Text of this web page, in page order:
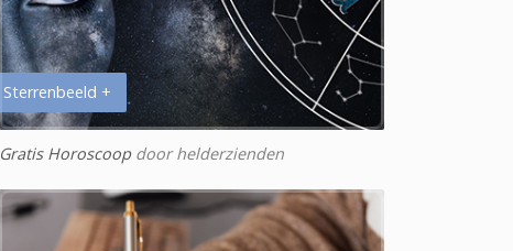
Sterrenbeeld +
Gratis Horoscoopdoor helderzienden